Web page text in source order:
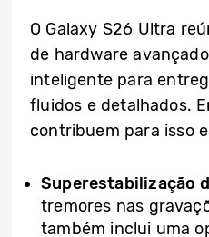
O Galaxy S26 Ultra
de hardware
inteligente para
fluidos e detalhados.
contribuem para isso
Superestabilização
tremores nas
também inclui uma